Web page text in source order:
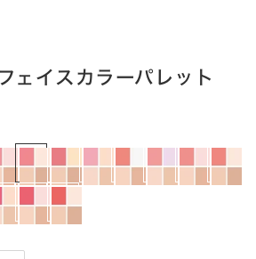
ェイスカラーパレット